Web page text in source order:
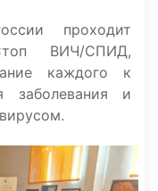
проходит
ВИЧ/СПИД,
каждого к
заболевания и